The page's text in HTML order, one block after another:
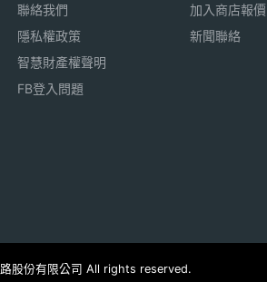
聯絡我們
隱私權政策
智慧財產權聲明
FB登入問題
加入商店報價
新聞聯絡
股份有限公司 All rights reserved.